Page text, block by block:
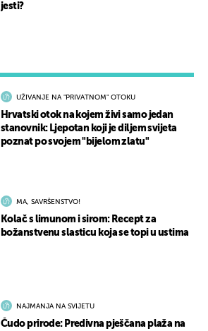
UŽIVANJE NA "PRIVATNOM" OTOKU
Hrvatski otok na kojem živi samo jedan
stanovnik: Ljepotan koji je diljem svijeta
poznat po svojem "bijelom zlatu"
MA, SAVRŠENSTVO!
Kolač s limunom i sirom: Recept za
božanstvenu slasticu koja se topi u ustima
NAJMANJA NA SVIJETU
Čudo prirode: Predivna pješčana plaža na
jesti?